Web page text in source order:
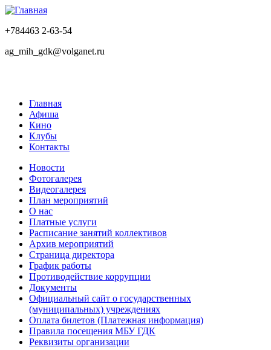
+784463 2-63-54
ag_mih_gdk@volganet.ru
Главная
Афиша
Кино
Клубы
Контакты
Новости
Фотогалерея
Видеогалерея
План мероприятий
О нас
Платные услуги
Расписание занятий коллективов
Архив мероприятий
Страница директора
График работы
Противодействие коррупции
Документы
Официальный сайт о государственных
(муниципальных) учреждениях
Оплата билетов (Платежная информация)
Правила посещения МБУ ГДК
Реквизиты организации